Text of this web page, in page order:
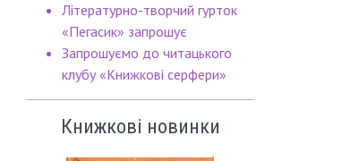
Літературно-творчий гурток
«Пегасик» запрошує
Запрошуємо до читацького
клубу «Книжкові серфери»
Книжкові новинки